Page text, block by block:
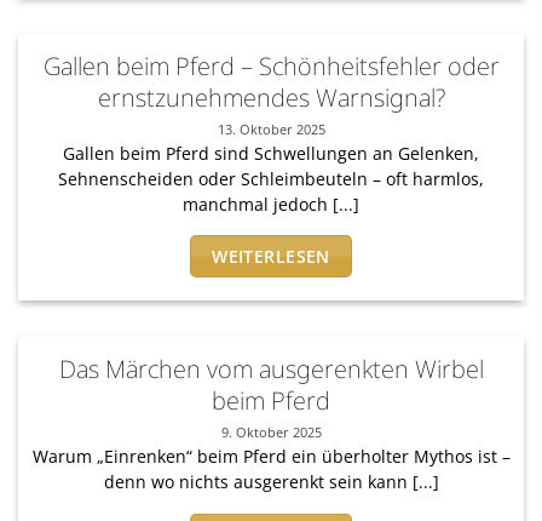
Gallen beim Pferd – Schönheitsfehler oder
ernstzunehmendes Warnsignal?
13. Oktober 2025
Gallen beim Pferd sind Schwellungen an Gelenken,
Sehnenscheiden oder Schleimbeuteln – oft harmlos,
manchmal jedoch [...]
WEITERLESEN
Das Märchen vom ausgerenkten Wirbel
beim Pferd
9. Oktober 2025
Warum „Einrenken“ beim Pferd ein überholter Mythos ist –
denn wo nichts ausgerenkt sein kann [...]